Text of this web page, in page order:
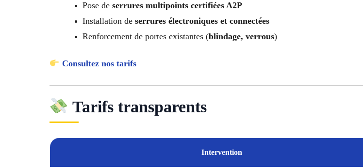
Pose de serrures multipoints certifiées A2P
Installation de serrures électroniques et connectées
Renforcement de portes existantes (blindage, verrous)
Consultez nos tarifs
Tarifs transparents
Intervention